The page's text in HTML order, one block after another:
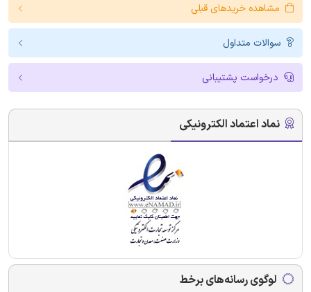
مشاهده خریدهای قبلی
سوالات متداول
درخواست پشتیبانی
نماد اعتماد الکترونیکی
لوگوی رسانه‌های برخط